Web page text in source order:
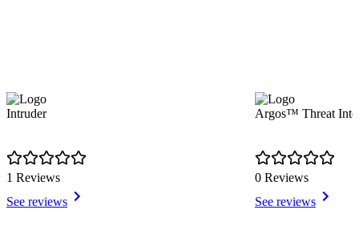
Intruder
1 Reviews
See reviews
Argos™ Threat
0 Reviews
See reviews